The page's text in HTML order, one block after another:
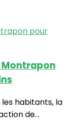
les habitants, la
de...